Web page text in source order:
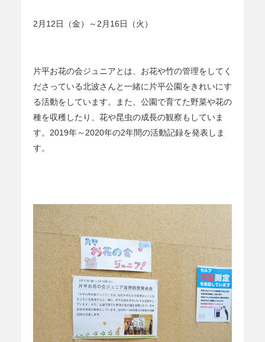
2月12日（金）～2月16日（火）
片平お花の会ジュニアとは、お花や竹の管理をしてく
ださっている北波さんと一緒に片平公園をきれいにす
る活動をしています。また、公園で育てた野菜や花の
種を収穫したり、花や昆虫の成長の観察もしていま
す。2019年～2020年の2年間の活動記録を発表しま
す。